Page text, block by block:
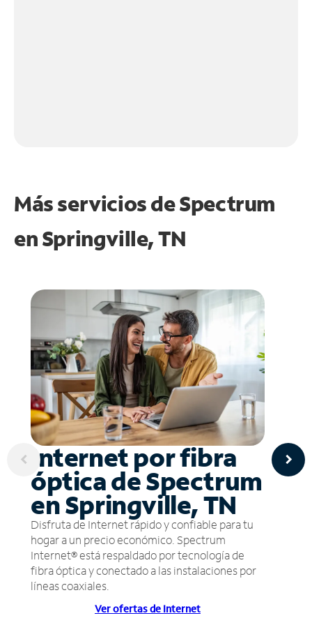
Más servicios de Spectrum
enSpringville, TN
Internet por fibra
óptica de Spectrum
en Springville, TN
Disfruta de Internet rápido y confiable para tu
hogar a un precio económico. Spectrum
Internet® está respaldado por tecnología de
fibra óptica y conectado a las instalaciones por
líneas coaxiales.
Ver ofertas de Internet